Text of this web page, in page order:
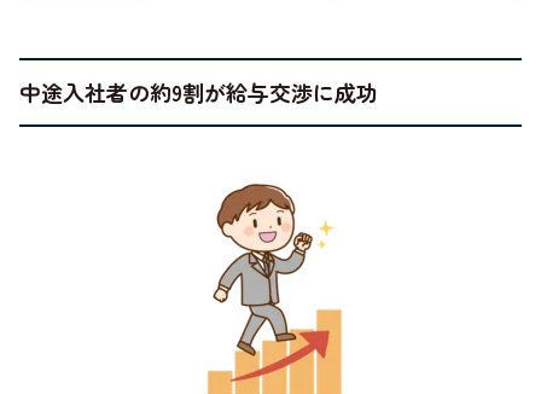
中途入社者の約9割が給与交渉に成功